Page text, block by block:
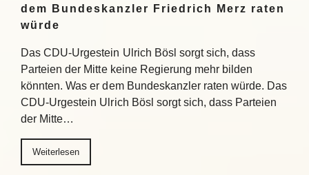
dem Bundeskanzler Friedrich Merz raten
würde
Das CDU-Urgestein Ulrich Bösl sorgt sich, dass
Parteien der Mitte keine Regierung mehr bilden
könnten. Was er dem Bundeskanzler raten würde. Das
CDU-Urgestein Ulrich Bösl sorgt sich, dass Parteien
der Mitte…
Weiterlesen